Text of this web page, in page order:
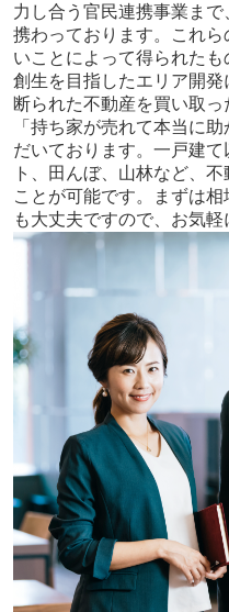
力し合う官⺠連携事業ま
携わっております。これ
いことによって得られた
創生を目指したエリア開
断られた不動産を買い取
「持ち家が売れて本当に
だいております。一戸建
ト、田んぼ、山林など、
ことが可能です。まずは
も大丈夫ですので、お気軽